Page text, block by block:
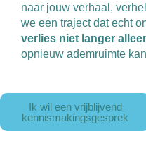
naar jouw verhaal,
we een traject dat echt
verlies niet langer
opnieuw ademruimte
Ik wil een vrijblijvend
kennismakingsgesprek